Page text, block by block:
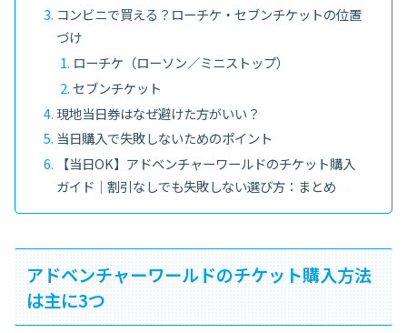
コンビニで買える？ローチケ・セブンチケットの位置
づけ
ローチケ（ローソン／ミニストップ）
セブンチケット
現地当日券はなぜ避けた方がいい？
当日購入で失敗しないためのポイント
【当日OK】アドベンチャーワールドのチケット購入
ガイド｜割引なしでも失敗しない選び方：まとめ
アドベンチャーワールドのチケット購入方法
は主に3つ